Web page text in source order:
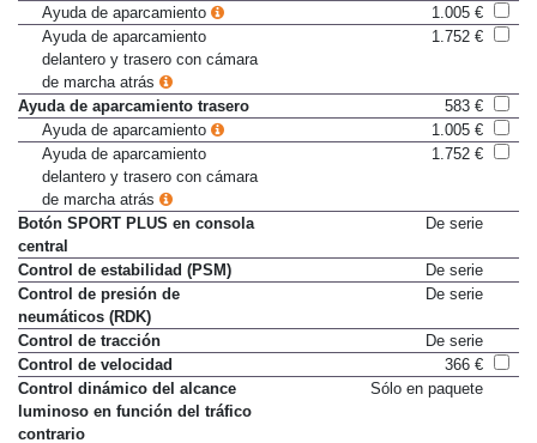
Ayuda de aparcamiento delantero
Sólo en paquete
Ayuda de aparcamiento
1.005 €
Ayuda de aparcamiento
delantero y trasero con cámara
de marcha atrás
Ayuda de aparcamiento trasero
583 €
Ayuda de aparcamiento
1.005 €
Ayuda de aparcamiento
delantero y trasero con cámara
de marcha atrás
Botón SPORT PLUS en consola
central
Control de estabilidad (PSM)
De serie
Control de presión de
neumáticos (RDK)
Control de tracción
De serie
Control de velocidad
366 €
Control dinámico del alcance
luminoso en función del tráfico